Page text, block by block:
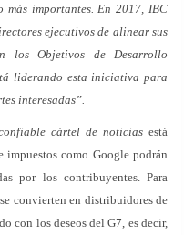
importantes. En 2017, IBC
ejecutivos de alinear sus
los Objetivos de Desarrollo
liderando esta iniciativa para
interesadas”.
cártel de noticias está
impuestos como Google podrán
por los contribuyentes. Para
convierten en distribuidores de
con los deseos del G7, es decir,